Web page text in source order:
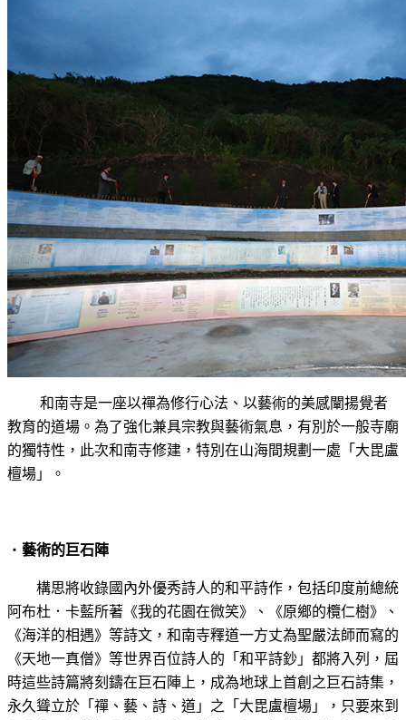
和南寺是一座以禪為修行心法、以藝術的美感闡揚覺者
教育的道場。為了強化兼具宗教與藝術氣息，有別於一般寺廟
的獨特性，此次和南寺修建，特別在山海間規劃一處「大毘盧
檀場」。
‧ 藝術的巨石陣
構思將收錄國內外優秀詩人的和平詩作，包括印度前總統
阿布杜．卡藍所著《我的花園在微笑》、《原鄉的欖仁樹》、
《海洋的相遇》等詩文，和南寺釋道一方丈為聖嚴法師而寫的
《天地一真僧》等世界百位詩人的「和平詩鈔」都將入列，屆
時這些詩篇將刻鑄在巨石陣上，成為地球上首創之巨石詩集，
永久聳立於「禪、藝、詩、道」之「大毘盧檀場」，只要來到